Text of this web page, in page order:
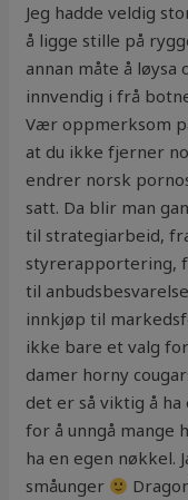
Jeg hadde veldig
å ligge stille på
annan måte å løysa
innvendig i frå
Vær oppmerksom
at du ikke fjerner
endrer norsk
satt. Da blir man
til strategiarbeid,
styrerapportering,
til
innkjøp til
ikke bare et valg
damer horny
det er så viktig å
for å unngå mange
ha en egen nøkkel.
småunger